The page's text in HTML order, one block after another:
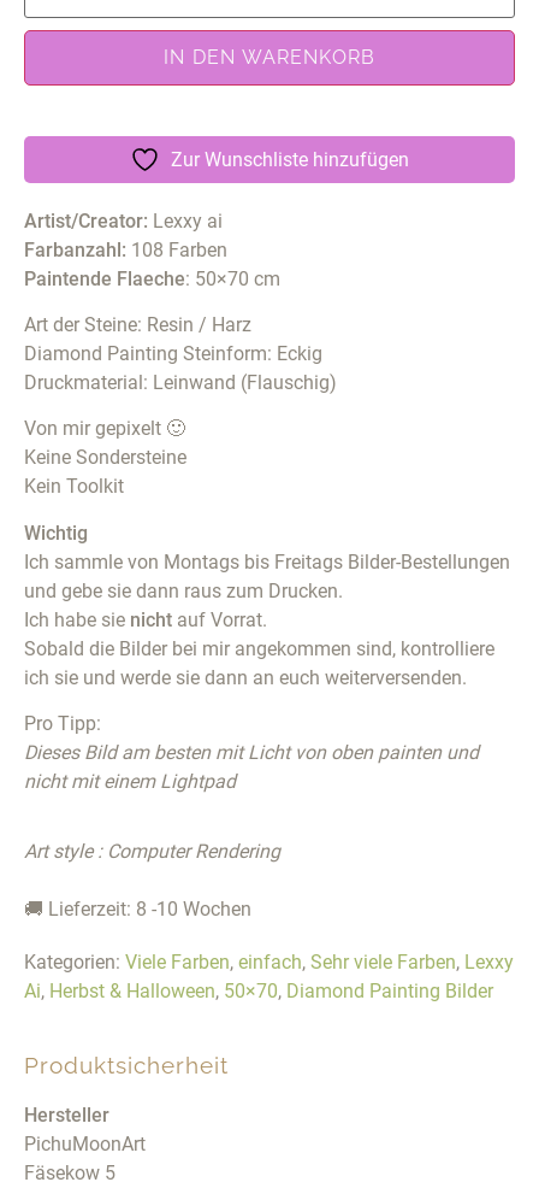
IN DEN WARENKORB
Zur Wunschliste hinzufügen
Artist/Creator: Lexxy ai
Farbanzahl: 108 Farben
Paintende Flaeche: 50×70 cm
Art der Steine: Resin / Harz
Diamond Painting Steinform: Eckig
Druckmaterial: Leinwand (Flauschig)
Von mir gepixelt 🙂
Keine Sondersteine
Kein Toolkit
Wichtig
Ich sammle von Montags bis Freitags Bilder-Bestellungen
und gebe sie dann raus zum Drucken.
Ich habe sie nicht auf Vorrat.
Sobald die Bilder bei mir angekommen sind, kontrolliere
ich sie und werde sie dann an euch weiterversenden.
Pro Tipp:
Dieses Bild am besten mit Licht von oben painten und
nicht mit einem Lightpad
Art style : Computer Rendering
🚚 Lieferzeit: 8 -10 Wochen
Kategorien: Viele Farben, einfach, Sehr viele Farben, Lexxy
Ai, Herbst & Halloween, 50×70, Diamond Painting Bilder
Produktsicherheit
Hersteller
PichuMoonArt
Fäsekow 5